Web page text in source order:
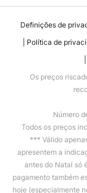
Definições de
Política de
Os preços
Número
Todos os preços
*** Válido
apresentem a
antes do Natal só
pagamento também
hoje (especialmente